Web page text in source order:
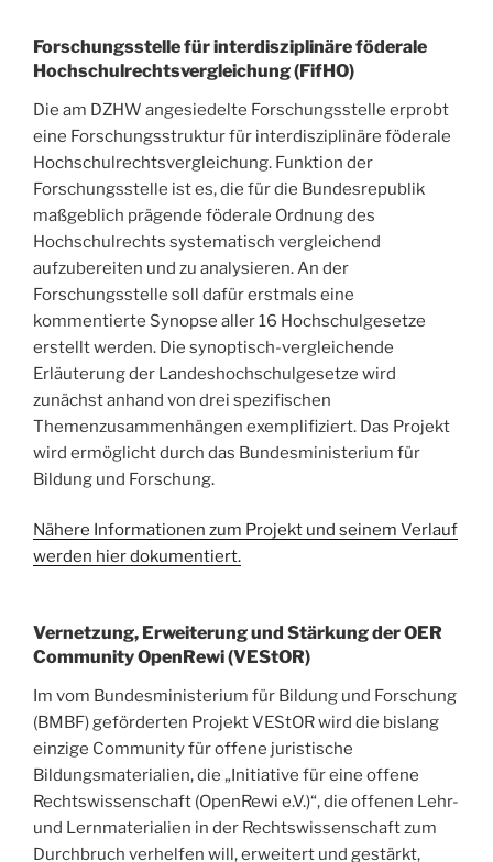
Forschungsstelle für interdisziplinäre föderale
Hochschulrechtsvergleichung (FifHO)
Die am DZHW angesiedelte Forschungsstelle erprobt
eine Forschungsstruktur für interdisziplinäre föderale
Hochschulrechtsvergleichung. Funktion der
Forschungsstelle ist es, die für die Bundesrepublik
maßgeblich prägende föderale Ordnung des
Hochschulrechts systematisch vergleichend
aufzubereiten und zu analysieren. An der
Forschungsstelle soll dafür erstmals eine
kommentierte Synopse aller 16 Hochschulgesetze
erstellt werden. Die synoptisch-vergleichende
Erläuterung der Landeshochschulgesetze wird
zunächst anhand von drei spezifischen
Themenzusammenhängen exemplifiziert. Das Projekt
wird ermöglicht durch das Bundesministerium für
Bildung und Forschung.
Nähere Informationen zum Projekt und seinem Verlauf
werden hier dokumentiert.
Vernetzung, Erweiterung und Stärkung der OER
Community OpenRewi (VEStOR)
Im vom Bundesministerium für Bildung und Forschung
(BMBF) geförderten Projekt VEStOR wird die bislang
einzige Community für offene juristische
Bildungsmaterialien, die „Initiative für eine offene
Rechtswissenschaft (OpenRewi e.V.)“, die offenen Lehr-
und Lernmaterialien in der Rechtswissenschaft zum
Durchbruch verhelfen will, erweitert und gestärkt,